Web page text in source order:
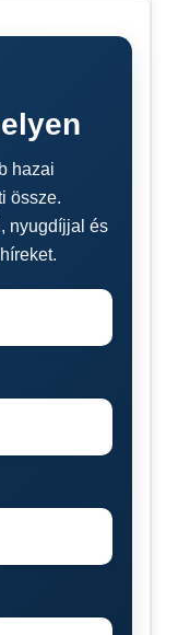
hazai
össze.
nyugdíjjal és